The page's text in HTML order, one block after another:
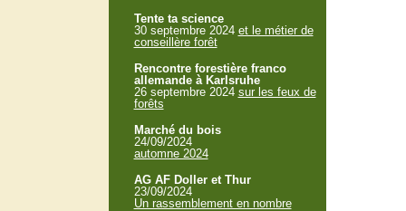
Tente ta science
30 septembre 2024 et le métier de
conseillère forêt
Rencontre forestière franco
allemande à Karlsruhe
26 septembre 2024 sur les feux de
forêts
Marché du bois
24/09/2024
automne 2024
AG AF Doller et Thur
23/09/2024
Un rassemblement en nombre